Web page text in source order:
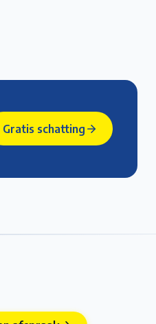
Gratis schatting